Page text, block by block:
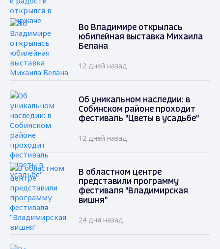
Во Владимире открылась
юбилейная выставка Михаила
Белана
12 дней назад
Об уникальном наследии: в
Собинском районе проходит
фестиваль "Цветы в усадьбе"
12 дней назад
В областном центре
представили программу
фестиваля "Владимирская
вишня"
24 дня назад